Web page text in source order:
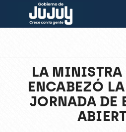
LA MINISTRA
ENCABEZÓ
JORNADA DE